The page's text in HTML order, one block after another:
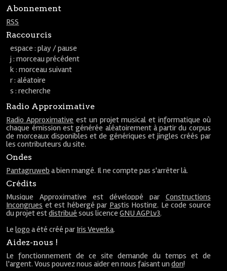
Abonnement
RSS
Raccourcis
espace : play / pause
j : morceau précédent
k : morceau suivant
r : aléatoire
s : recherche
Radio Approximative
Radio Approximative est un projet musical et informatique où
chaque émission est générée aléatoirement à partir du corpus
de morceaux disponibles et de génériques et jingles créés par
les contributeurs du site.
Ondes
Pantagruweb a bien mangé. Il ne compte pas s'arrêter là.
Crédits
Musique Approximative est développé par Constructions
Incongrues et est hébergé par Pastis Hosting. Le code source
du projet estdistribué sous licenceGNU AGPLv3.
Lelogo a été créé par Iris Veverka.
Aidez-nous !
Le fonctionnement de ce site demande du temps et de
l'argent. Vous pouvez nous aider en nous faisant undon!